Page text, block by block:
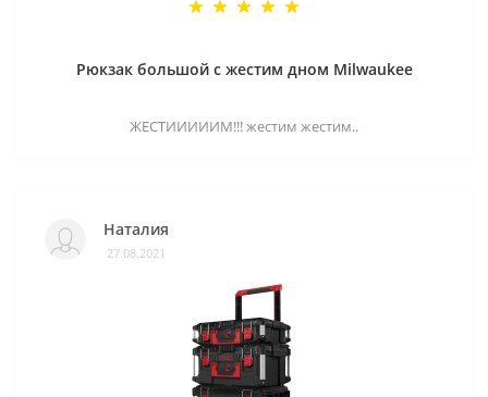
Рюкзак большой с жестим дном Milwaukee
ЖЕСТИИИИИМ!!! жестим жестим..
Наталия
27.08.2021